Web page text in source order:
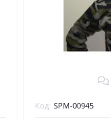
Код: SPM-00945